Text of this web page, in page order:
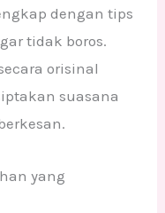
dengan tips
tidak boros.
orisinal
suasana
yang